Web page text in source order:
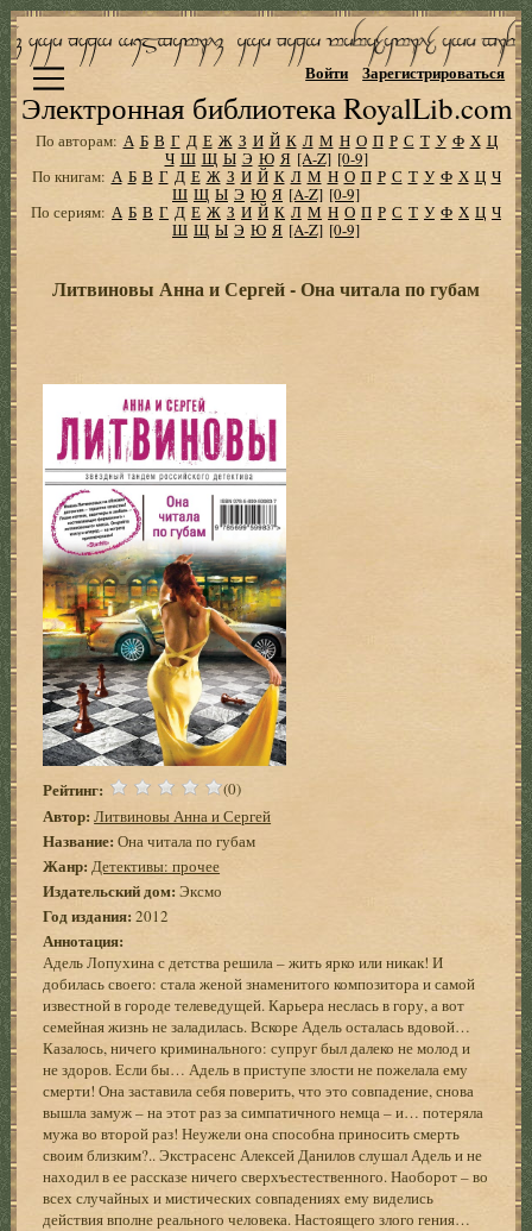
Электронная библиотека RoyalLib.com
Войти Зарегистрироваться
По авторам: А Б В Г Д Е Ж З И Й К Л М Н О П Р С Т У Ф Х Ц
Ч Ш Щ Ы Э Ю Я [A-Z] [0-9]
По книгам: А Б В Г Д Е Ж З И Й К Л М Н О П Р С Т У Ф Х Ц Ч
Ш Щ Ы Э Ю Я [A-Z] [0-9]
По сериям: А Б В Г Д Е Ж З И Й К Л М Н О П Р С Т У Ф Х Ц Ч
Ш Щ Ы Э Ю Я [A-Z] [0-9]
Литвиновы Анна и Сергей - Она читала по губам
Рейтинг: (0)
Автор: Литвиновы Анна и Сергей
Название: Она читала по губам
Жанр: Детективы: прочее
Издательский дом: Эксмо
Год издания:2012
Аннотация:
Адель Лопухина с детства решила – жить ярко или никак! И
добилась своего: стала женой знаменитого композитора и самой
известной в городе телеведущей. Карьера неслась в гору, а вот
семейная жизнь не заладилась. Вскоре Адель осталась вдовой…
Казалось, ничего криминального: супруг был далеко не молод и
не здоров. Если бы… Адель в приступе злости не пожелала ему
смерти! Она заставила себя поверить, что это совпадение, снова
вышла замуж – на этот раз за симпатичного немца – и… потеряла
мужа во второй раз! Неужели она способна приносить смерть
своим близким?.. Экстрасенс Алексей Данилов слушал Адель и не
находил в ее рассказе ничего сверхъестественного. Наоборот – во
всех случайных и мистических совпадениях ему виделись
действия вполне реального человека. Настоящего злого гения…